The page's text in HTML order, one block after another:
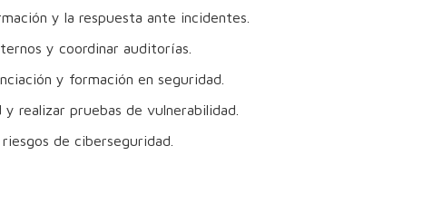
y la respuesta ante incidentes.
y coordinar auditorías.
y formación en seguridad.
realizar pruebas de vulnerabilidad.
de ciberseguridad.